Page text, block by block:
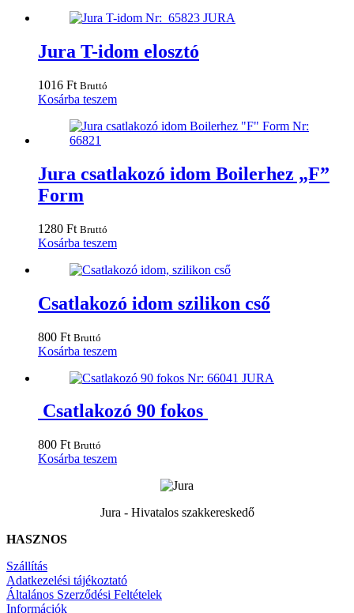
Jura T-idom elosztó
1016 Ft Bruttó
Kosárba teszem
Jura csatlakozó idom Boilerhez „F”
Form
1280 Ft Bruttó
Kosárba teszem
Csatlakozó idom szilikon cső
800 Ft Bruttó
Kosárba teszem
Csatlakozó 90 fokos
800 Ft Bruttó
Kosárba teszem
Jura - Hivatalos szakkereskedő
HASZNOS
Szállítás
Adatkezelési tájékoztató
Általános Szerződési Feltételek
Információk